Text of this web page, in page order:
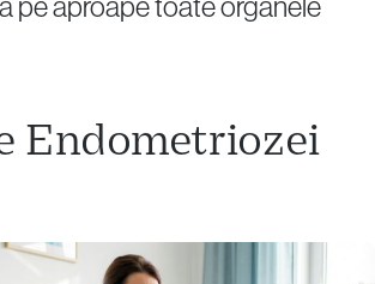
pe aproape toate organele
Endometriozei